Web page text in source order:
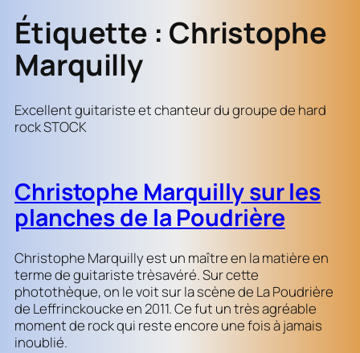
Étiquette : Christophe
Marquilly
Excellent guitariste et chanteur du groupe de hard
rock STOCK
Christophe Marquilly sur les
planches de la Poudrière
Christophe Marquilly est un maître en la matière en
terme de guitariste trèsavéré. Sur cette
photothèque, on le voit sur la scène de La Poudrière
de Leffrinckoucke en 2011. Ce fut un très agréable
moment de rock qui reste encore une fois à jamais
inoublié.